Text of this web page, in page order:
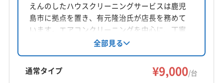
対応地域
曽於市 霧島市
肝属郡南大隅町
(宮崎県) えびの市
えんのしたハウスクリーニングサービスは鹿児
島市に拠点を置き、有元隆治氏が店長を務めて
います。エアコンクリーニングを中心に、丁寧
な作業と仕上がりに自信を持っています。営業
時間外の相談も可能で、土日祝日も対応。女性
スタッフが在籍しており、安心感も魅力です。
全部見る
通常タイプ ¥9,000/台